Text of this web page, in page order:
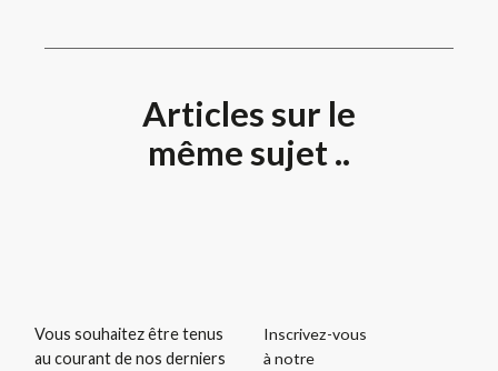
Articles sur le
même sujet ..
Vous souhaitez être tenus
au courant de nos derniers
Inscrivez-vous
à notre